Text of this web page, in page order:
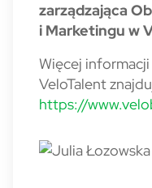
zarządzająca
i Marketingu w
Więcej
VeloTalent
https://